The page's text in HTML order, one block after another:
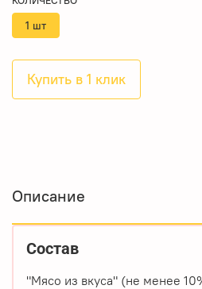
Купить в 1 клик
1 шт
Описание
Состав
"Мясо из вкуса" (не менее